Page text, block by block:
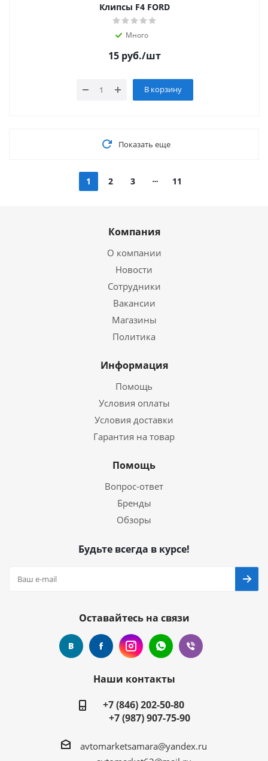
Клипсы F4 FORD
Много
15 руб./шт
В корзину
Показать еще
1 2 3 11
Компания
О компании
Новости
Сотрудники
Вакансии
Магазины
Политика
Информация
Помощь
Условия оплаты
Условия доставки
Гарантия на товар
Помощь
Вопрос-ответ
Бренды
Обзоры
Будьте всегда в курсе!
Оставайтесь на связи
Наши контакты
+7 (846) 202-50-80
+7 (987) 907-75-90
avtomarketsamara@yandex.ru